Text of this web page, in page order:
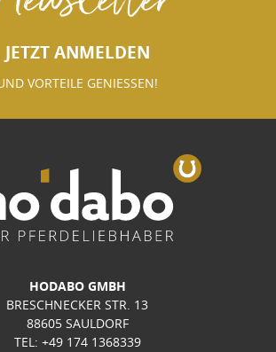
JETZT ANMELDEN
VORTEILE GENIESSEN!
HODABO GMBH
BRESCHNECKER STR. 13
88605 SAULDORF
TEL: +49 174 1368339